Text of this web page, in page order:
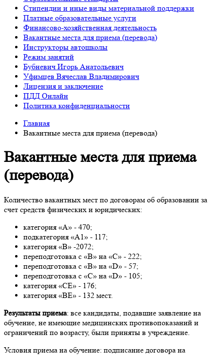
Стипендии и иные виды материальной поддержки
Платные образовательные услуги
Финансово-хозяйственная деятельность
Вакантные места для приема (перевода)
Инструкторы автошколы
Режим занятий
Бубневич Игорь Анатольевич
Уфимцев Вячеслав Владимирович
Лицензия и заключение
ПДД Онлайн
Политика конфиденциальности
Главная
Вакантные места для приема (перевода)
Вакантные места для приема
(перевода)
Количество вакантных мест по договорам об образовании за
счет средств физических и юридических:
категория «А» - 470;
подкатегория «А1» - 117;
категория «В» -2072;
переподготовка с «В» на «С» - 222;
переподготовка с «В» на «D» - 57;
переподготовка с «C» на «D» - 105;
категория «СЕ» - 176;
категория «ВЕ» - 132 мест.
Результаты приема: все кандидаты, подавшие заявление на
обучение, не имеющие медицинских противопоказаний и
ограничений по возрасту, были приняты в учреждение.
Условия приема на обучение: подписание договора на